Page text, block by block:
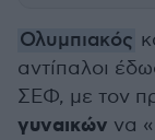
Ολυμπιακός
αντίπαλοι
ΣΕΦ, με τον
γυναικών να